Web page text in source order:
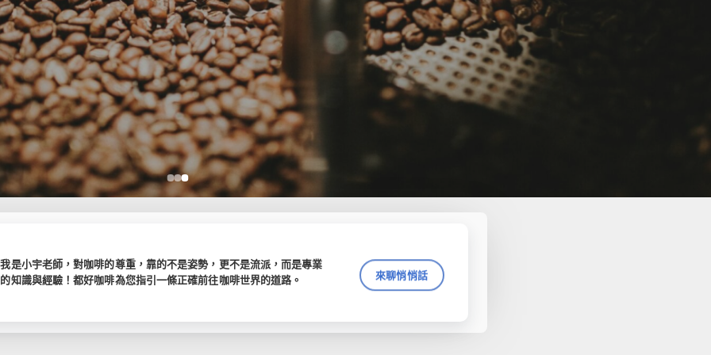
是小宇老師，對咖啡的尊重，靠的不是姿勢，更不是流派，而是專業
知識與經驗！都好咖啡為您指引一條正確前往咖啡世界的道路。 來聊悄悄話